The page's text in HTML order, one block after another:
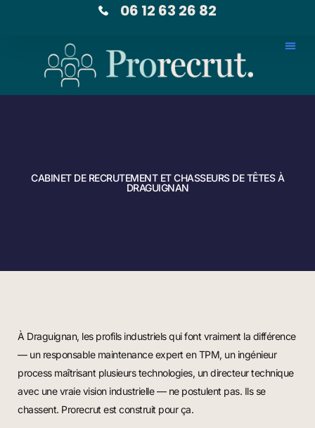
06 12 63 26 82
CABINET DE RECRUTEMENT ET CHASSEURS DE TÊTES À
DRAGUIGNAN
À Draguignan, les profils industriels qui font vraiment la différence
— un responsable maintenance expert en TPM, un ingénieur
process maîtrisant plusieurs technologies, un directeur technique
avec une vraie vision industrielle — ne postulent pas. Ils se
chassent. Prorecrut est construit pour ça.